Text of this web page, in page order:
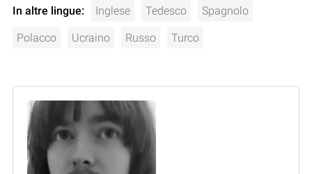
In altre lingue: Inglese Tedesco Spagnolo
Polacco Ucraino Russo Turco